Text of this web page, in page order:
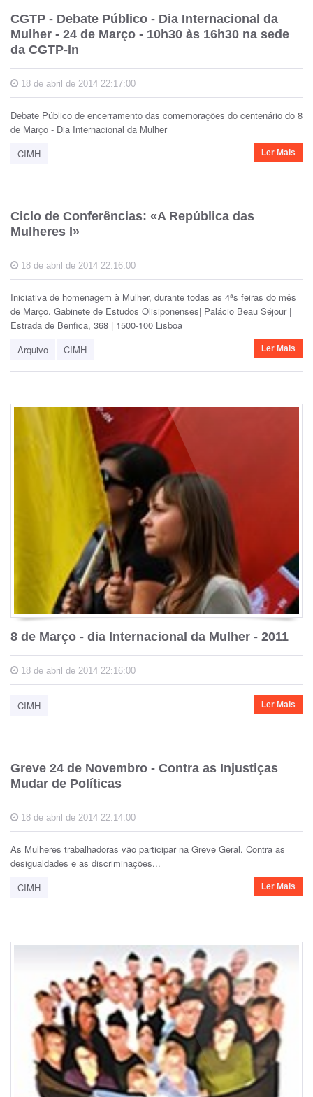
CGTP - Debate Público - Dia Internacional da
Mulher - 24 de Março - 10h30 às 16h30 na sede
da CGTP-In
18 de abril de 2014 22:17:00
Debate Público de encerramento das comemorações do centenário do 8
de Março - Dia Internacional da Mulher
CIMH
Ler Mais
Ciclo de Conferências: «A República das
Mulheres I»
18 de abril de 2014 22:16:00
Iniciativa de homenagem à Mulher, durante todas as 4ªs feiras do mês
de Março. Gabinete de Estudos Olisiponenses| Palácio Beau Séjour |
Estrada de Benfica, 368 | 1500-100 Lisboa
Arquivo
CIMH Ler Mais
8 de Março - dia Internacional da Mulher - 2011
18 de abril de 2014 22:16:00
CIMH Ler Mais
Greve 24 de Novembro - Contra as Injustiças
Mudar de Políticas
18 de abril de 2014 22:14:00
As Mulheres trabalhadoras vão participar na Greve Geral. Contra as
desigualdades e as discriminações...
CIMH
Ler Mais